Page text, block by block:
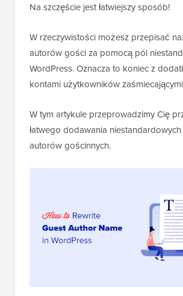
Na szczęście jest łatwiejszy sposób!
W rzeczywistości możesz przepisać
autorów gości za pomocą pól
WordPress. Oznacza to koniec z
kontami użytkowników
W tym artykule przeprowadzimy Cię
łatwego dodawania
autorów gościnnych.